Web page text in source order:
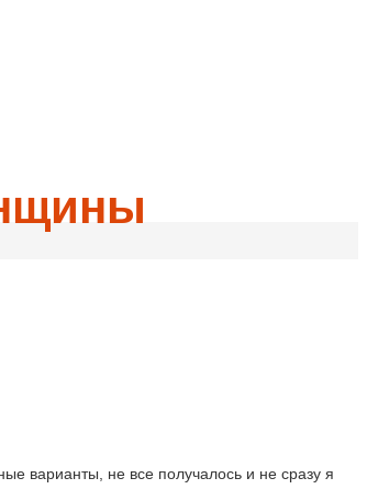
варианты, не все получалось и не сразу я